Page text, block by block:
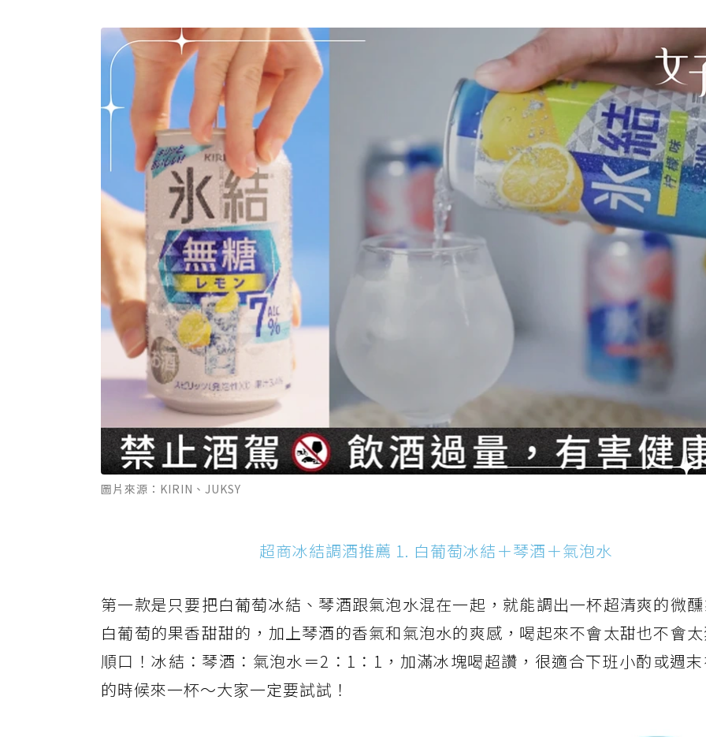
圖片來源：KIRIN、JUKSY
超商冰結調酒推薦 1. 白葡萄冰結＋琴酒＋氣泡水
第一款是只要把白葡萄冰結、琴酒跟氣泡水混在一起，就能調出一杯超清爽的微
白葡萄的果香甜甜的，加上琴酒的香氣和氣泡水的爽感，喝起來不會太甜也不會
順口！冰結：琴酒：氣泡水＝2：1：1，加滿冰塊喝超讚，很適合下班小酌或週
的時候來一杯～大家一定要試試！